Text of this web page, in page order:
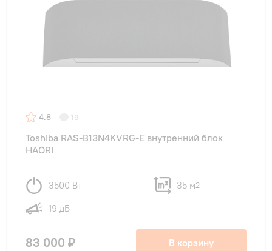
4.8 19
Toshiba RAS-B13N4KVRG-E внутренний блок
HAORI
3500 Вт 35 м2
19 дБ
83 000 ₽ В корзину